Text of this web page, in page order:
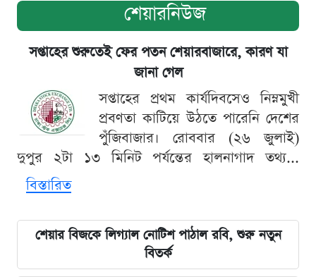
শেয়ারনিউজ
সপ্তাহের শুরুতেই ফের পতন শেয়ারবাজারে, কারণ যা
জানা গেল
সপ্তাহের প্রথম কার্যদিবসেও নিম্নমুখী
প্রবণতা কাটিয়ে উঠতে পারেনি দেশের
পুঁজিবাজার। রোববার (২৬ জুলাই)
দুপুর ২টা ১৩ মিনিট পর্যন্তের হালনাগাদ তথ্য...
বিস্তারিত
শেয়ার বিজকে লিগ্যাল নোটিশ পাঠাল রবি, শুরু নতুন
বিতর্ক